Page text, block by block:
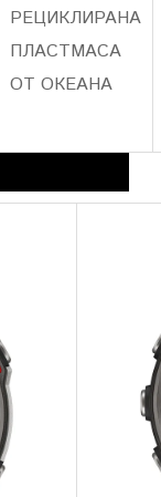
РЕЦИКЛИРАНА
ПЛАСТМАСА
ОТ ОКЕАНА